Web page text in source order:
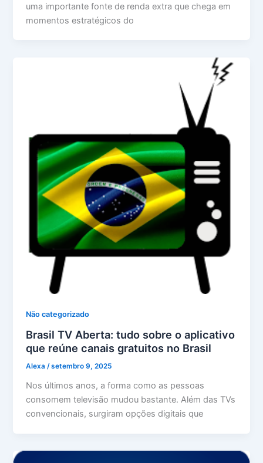
uma importante fonte de renda extra que chega em
momentos estratégicos do
Não categorizado
Brasil TV Aberta: tudo sobre o aplicativo
que reúne canais gratuitos no Brasil
Alexa/setembro 9, 2025
Nos últimos anos, a forma como as pessoas
consomem televisão mudou bastante. Além das TVs
convencionais, surgiram opções digitais que